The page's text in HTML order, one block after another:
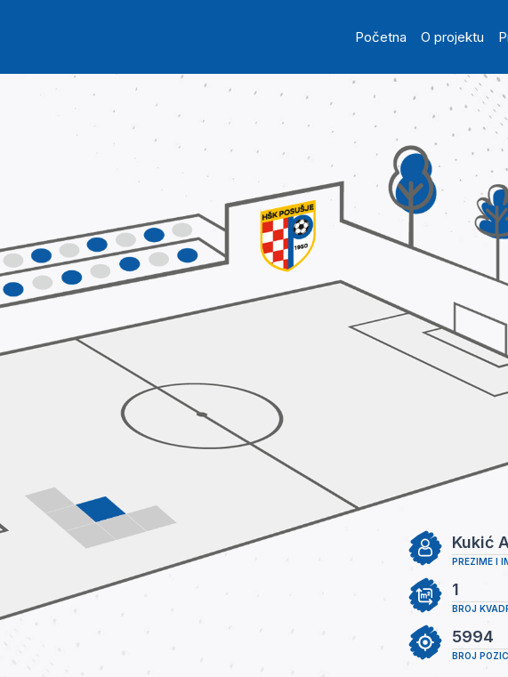
Main
Početna O projektu
PREZIME I
Kukić
BROJ
1
BROJ
5994